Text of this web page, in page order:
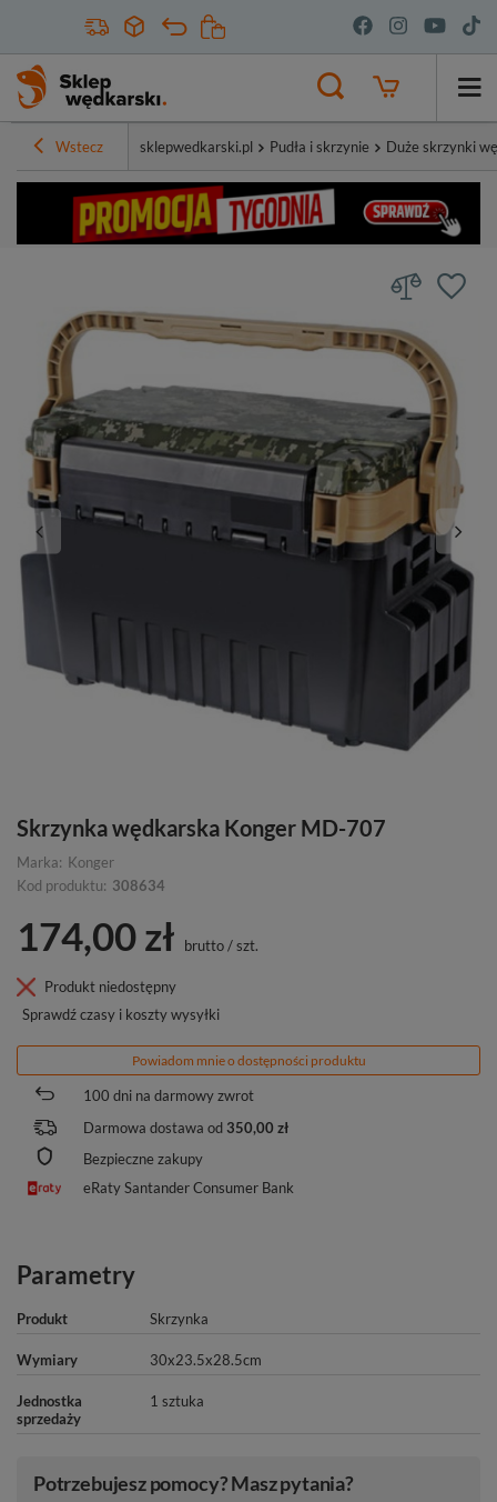
Wstecz sklepwedkarski.pl Pudła i skrzynie Duże skrzynki
Skrzynka wędkarska Konger MD-707
Marka: Konger
Kod produktu: 308634
174,00 zł brutto/szt.
Produkt niedostępny
Sprawdź czasy i koszty wysyłki
Powiadom mnie o dostępności produktu
100 dni na darmowy zwrot
Darmowa dostawa od 350,00 zł
Bezpieczne zakupy
eRaty Santander Consumer Bank
Parametry
Produkt Skrzynka
Wymiary 30x23.5x28.5cm
Jednostka
sprzedaży
1 sztuka
Potrzebujesz pomocy? Masz pytania?